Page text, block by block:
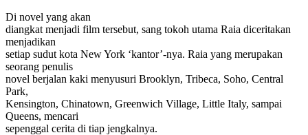
Di novel yang akan
diangkat menjadi film tersebut, sang tokoh utama Raia diceritakan
menjadikan
setiap sudut kota New York ‘kantor’-nya. Raia yang merupakan
seorang penulis
novel berjalan kaki menyusuri Brooklyn, Tribeca, Soho, Central
Park,
Kensington, Chinatown, Greenwich Village, Little Italy, sampai
Queens, mencari
sepenggal cerita di tiap jengkalnya.